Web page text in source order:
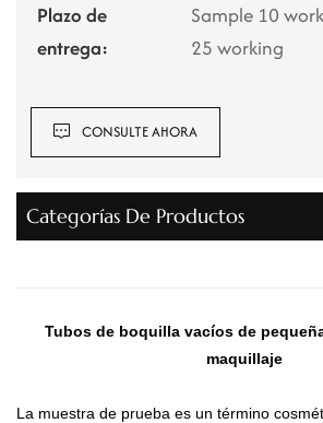
Plazo de
entrega:
Sample 10
25 working
CONSULTE AHORA
Categorías De Productos
Tubos de boquilla vacíos de
maquillaje
La muestra de prueba es un término